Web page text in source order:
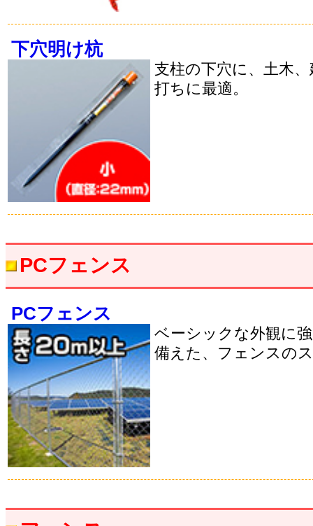
下穴明け杭
支柱の下穴に、土木
打ちに最適。
PCフェンス
PCフェンス
ベーシックな外観に
備えた、フェンスの